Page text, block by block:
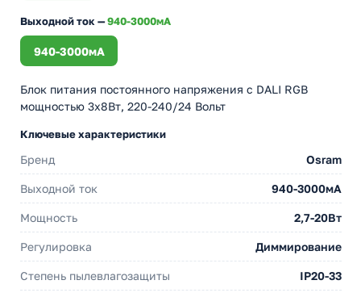
Выходной ток —940-3000мА
940-3000мА
Блок питания постоянного напряжения с DALI RGB
мощностью 3х8Вт, 220-240/24 Вольт
Ключевые характеристики
Бренд Osram
Выходной ток 940-3000мА
Мощность 2,7-20Вт
Регулировка Диммирование
Степень пылевлагозащиты IP20-33